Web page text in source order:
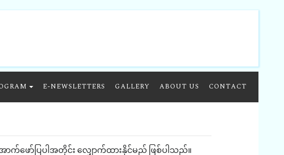
E-NEWSLETTERS GALLERY ABOUT US CONTACT
ာက်ဖော်ပြပါအတိုင်း လျှောက်ထားနိုင်မည် ဖြစ်ပါသည်။